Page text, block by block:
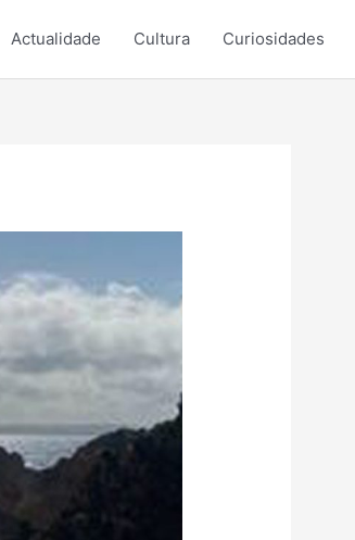
Actualidade Cultura Curiosidades